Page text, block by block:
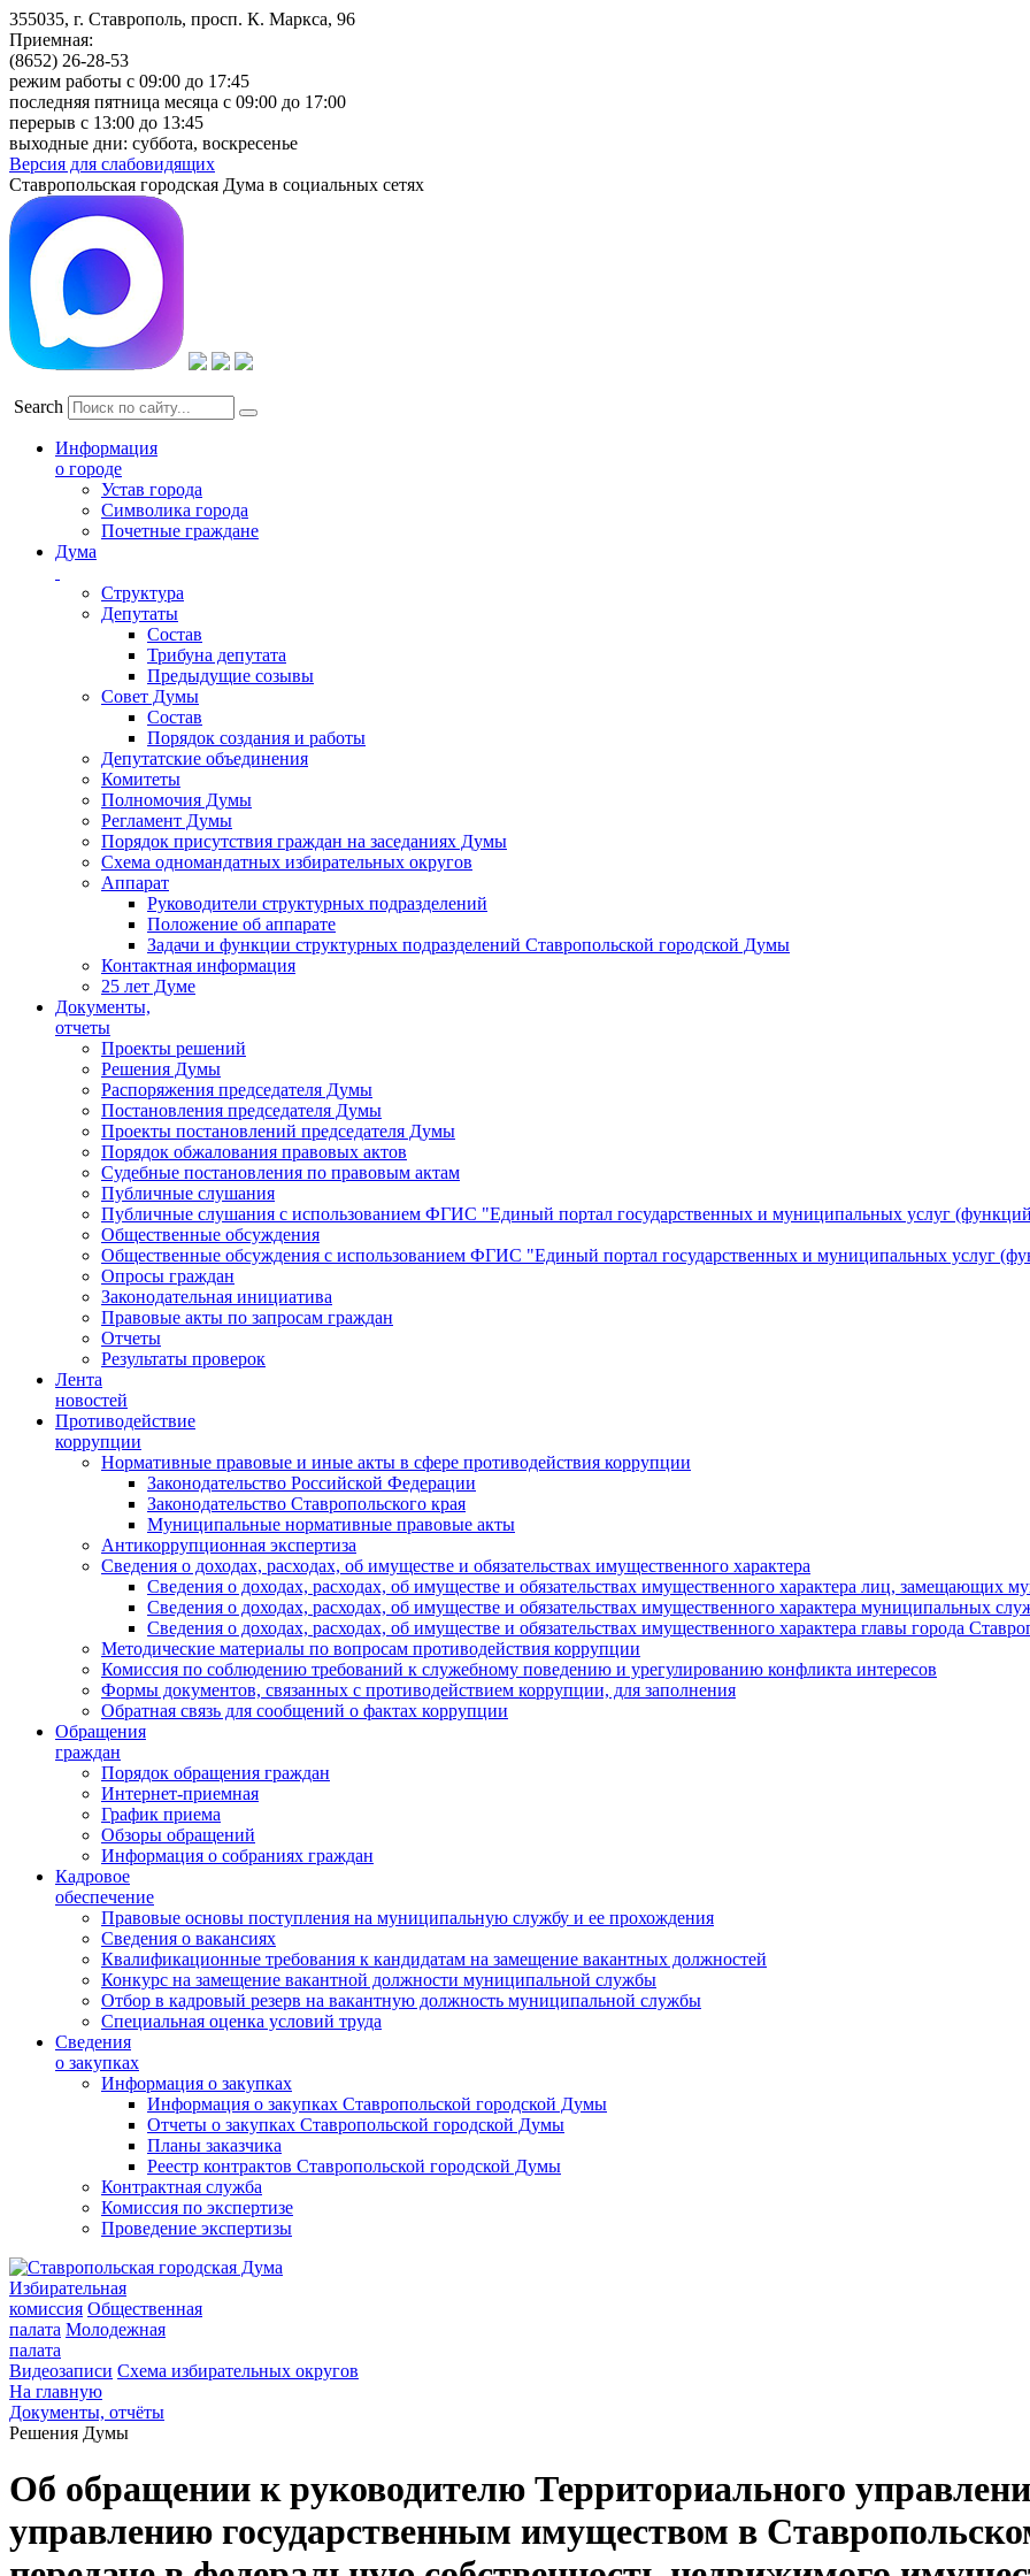
355035, г. Ставрополь, просп. К. Маркса, 96
Приемная:
(8652) 26-28-53
режим работы с 09:00 до 17:45
последняя пятница месяца с 09:00 до 17:00
перерыв с 13:00 до 13:45
выходные дни: суббота, воскресенье
Версия для слабовидящих
Ставропольская городская Дума в социальных сетях
Search
Информация
о городе
Устав города
Символика города
Почетные граждане
Дума
Структура
Депутаты
Состав
Трибуна депутата
Предыдущие созывы
Совет Думы
Состав
Порядок создания и работы
Депутатские объединения
Комитеты
Полномочия Думы
Регламент Думы
Порядок присутствия граждан на заседаниях Думы
Схема одномандатных избирательных округов
Аппарат
Руководители структурных подразделений
Положение об аппарате
Задачи и функции структурных подразделений Ставропольской городской Думы
Контактная информация
25 лет Думе
Документы,
отчеты
Проекты решений
Решения Думы
Распоряжения председателя Думы
Постановления председателя Думы
Проекты постановлений председателя Думы
Порядок обжалования правовых актов
Судебные постановления по правовым актам
Публичные слушания
Публичные слушания с использованием ФГИС "Единый портал государственных и муниципальных услуг
Общественные обсуждения
Общественные обсуждения с использованием ФГИС "Единый портал государственных и муниципальных услуг
Опросы граждан
Законодательная инициатива
Правовые акты по запросам граждан
Отчеты
Результаты проверок
Лента
новостей
Противодействие
коррупции
Нормативные правовые и иные акты в сфере противодействия коррупции
Законодательство Российской Федерации
Законодательство Ставропольского края
Муниципальные нормативные правовые акты
Антикоррупционная экспертиза
Сведения о доходах, расходах, об имуществе и обязательствах имущественного характера
Сведения о доходах, расходах, об имуществе и обязательствах имущественного характера лиц,
Сведения о доходах, расходах, об имуществе и обязательствах имущественного характера муниципальных
Сведения о доходах, расходах, об имуществе и обязательствах имущественного характера главы города
Методические материалы по вопросам противодействия коррупции
Комиссия по соблюдению требований к служебному поведению и урегулированию конфликта интересов
Формы документов, связанных с противодействием коррупции, для заполнения
Обратная связь для сообщений о фактах коррупции
Обращения
граждан
Порядок обращения граждан
Интернет-приемная
График приема
Обзоры обращений
Информация о собраниях граждан
Кадровое
обеспечение
Правовые основы поступления на муниципальную службу и ее прохождения
Сведения о вакансиях
Квалификационные требования к кандидатам на замещение вакантных должностей
Конкурс на замещение вакантной должности муниципальной службы
Отбор в кадровый резерв на вакантную должность муниципальной службы
Специальная оценка условий труда
Сведения
о закупках
Информация о закупках
Информация о закупках Ставропольской городской Думы
Отчеты о закупках Ставропольской городской Думы
Планы заказчика
Реестр контрактов Ставропольской городской Думы
Контрактная служба
Комиссия по экспертизе
Проведение экспертизы
Избирательная
комиссия Общественная
палата Молодежная
палата
Видеозаписи Схема избирательных округов
На главную
Документы, отчёты
Решения Думы
Об обращении к руководителю Территориального
управлению государственным имуществом в